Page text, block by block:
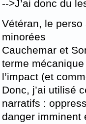
-->J’ai donc du
Vétéran, le perso
minorées
Cauchemar et
terme
l’impact (et
Donc, j’ai utilisé
narratifs :
danger imminent